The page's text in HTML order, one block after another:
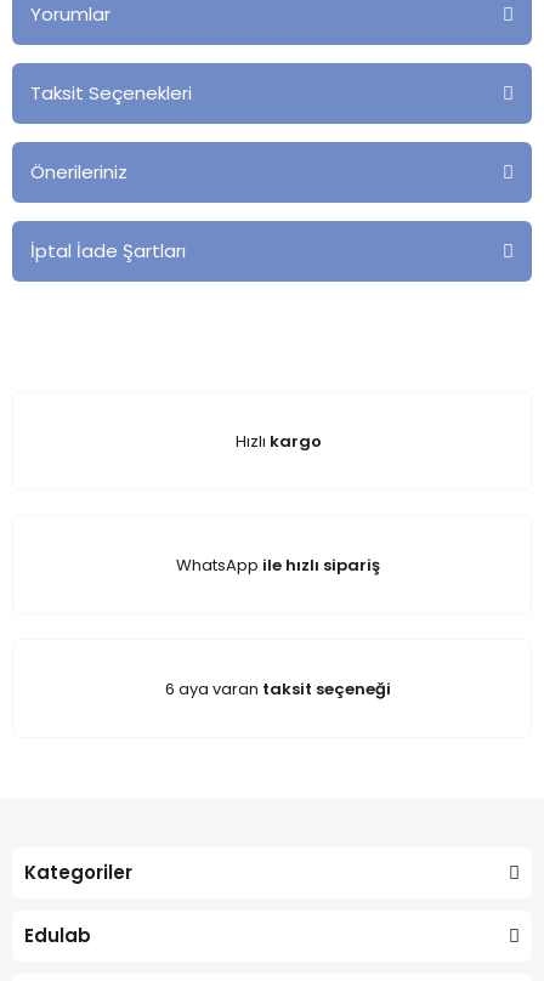
Yorumlar
Taksit Seçenekleri
Önerileriniz
İptal İade Şartları
Hızlı kargo
WhatsApp ile hızlı sipariş
6 aya varan taksit seçeneği
Kategoriler
Edulab